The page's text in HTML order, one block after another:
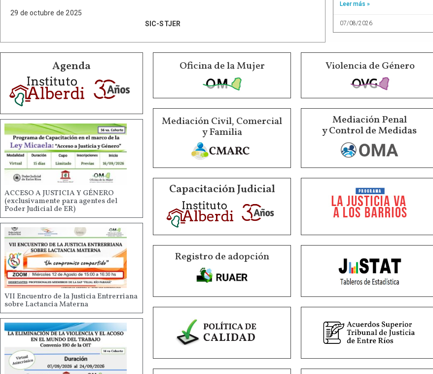
29 de octubre de 2025
SIC-STJER
Leer más »
07/08/2026
Agenda
ACCESO A JUSTICIA Y GÉNERO
(exclusivamente para agentes del
Poder Judicial de ER)
VII Encuentro de la Justicia Entrerriana
sobre Lactancia Materna
Oficina de la Mujer Violencia de Género
Mediación Civil, Comercial
y Familia
Mediación Penal
y Control de Medidas
Capacitación Judicial
Registro de adopción